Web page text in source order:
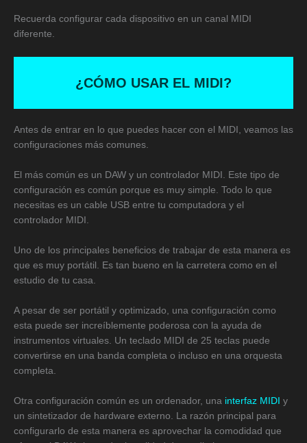
Recuerda configurar cada dispositivo en un canal MIDI
diferente.
¿CÓMO USAR EL MIDI?
Antes de entrar en lo que puedes hacer con el MIDI, veamos las
configuraciones más comunes.
El más común es un DAW y un controlador MIDI. Este tipo de
configuración es común porque es muy simple. Todo lo que
necesitas es un cable USB entre tu computadora y el
controlador MIDI.
Uno de los principales beneficios de trabajar de esta manera es
que es muy portátil. Es tan bueno en la carretera como en el
estudio de tu casa.
A pesar de ser portátil y optimizado, una configuración como
esta puede ser increíblemente poderosa con la ayuda de
instrumentos virtuales. Un teclado MIDI de 25 teclas puede
convertirse en una banda completa o incluso en una orquesta
completa.
Otra configuración común es un ordenador, una interfaz MIDI y
un sintetizador de hardware externo. La razón principal para
configurarlo de esta manera es aprovechar la comodidad que